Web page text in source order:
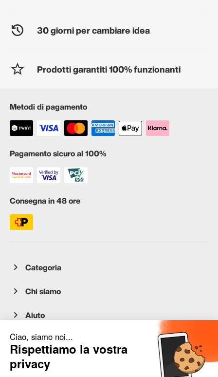
30 giorni per cambiare idea
Prodotti garantiti 100% funzionanti
Metodi di pagamento
Pagamento sicuro al 100%
Consegna in 48 ore
Categoria
Chi siamo
Aiuto
Servizio clienti
occasion.migros.mobile@recommerce.com